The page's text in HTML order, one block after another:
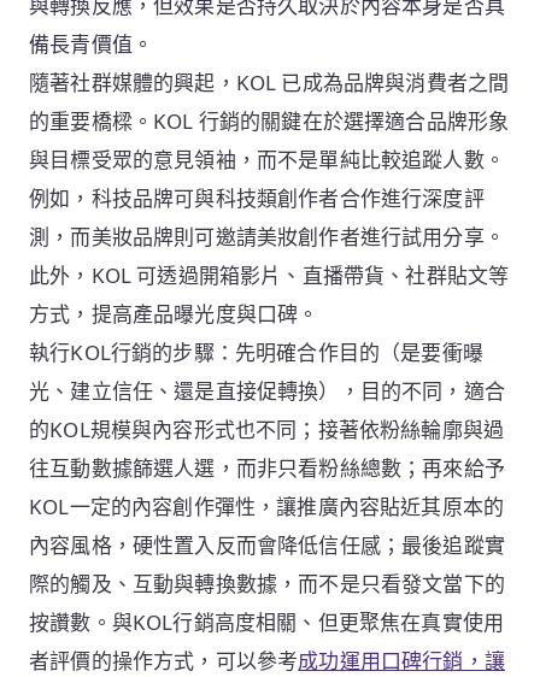
與轉換反應，但效果是否持久取決於內容本身是否具
備長青價值。
隨著社群媒體的興起，KOL 已成為品牌與消費者之間
的重要橋樑。KOL 行銷的關鍵在於選擇適合品牌形象
與目標受眾的意見領袖，而不是單純比較追蹤人數。
例如，科技品牌可與科技類創作者合作進行深度評
測，而美妝品牌則可邀請美妝創作者進行試用分享。
此外，KOL 可透過開箱影片、直播帶貨、社群貼文等
方式，提高產品曝光度與口碑。
執行KOL行銷的步驟：先明確合作目的（是要衝曝
光、建立信任、還是直接促轉換），目的不同，適合
的KOL規模與內容形式也不同；接著依粉絲輪廓與過
往互動數據篩選人選，而非只看粉絲總數；再來給予
KOL一定的內容創作彈性，讓推廣內容貼近其原本的
內容風格，硬性置入反而會降低信任感；最後追蹤實
際的觸及、互動與轉換數據，而不是只看發文當下的
按讚數。與KOL行銷高度相關、但更聚焦在真實使用
者評價的操作方式，可以參考成功運用口碑行銷，讓